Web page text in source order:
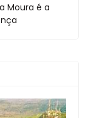
Moura é a